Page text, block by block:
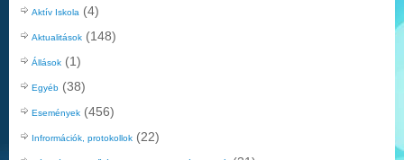
Aktív Iskola (4)
Aktualitások (148)
Állások (1)
Egyéb (38)
Események (456)
Infrormációk, protokollok (22)